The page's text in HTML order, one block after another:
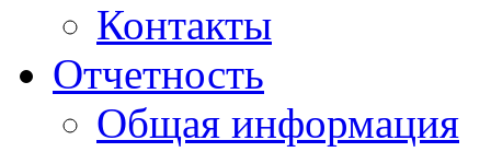
Контакты
Отчетность
Общая информация